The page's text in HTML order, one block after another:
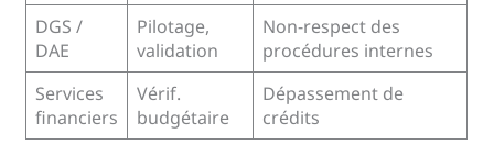
DGS /
DAE
Pilotage,
validation
Non-respect des
procédures internes
Services
financiers
Vérif.
budgétaire
Dépassement de
crédits